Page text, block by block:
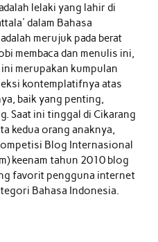
lelaki yang lahir di
dalam Bahasa
merujuk pada berat
membaca dan menulis ini,
merupakan kumpulan
kontemplatifnya atas
baik yang penting,
Saat ini tinggal di Cikarang
kedua orang anaknya,
Blog Internasional
keenam tahun 2010 blog
favorit pengguna internet
Bahasa Indonesia.